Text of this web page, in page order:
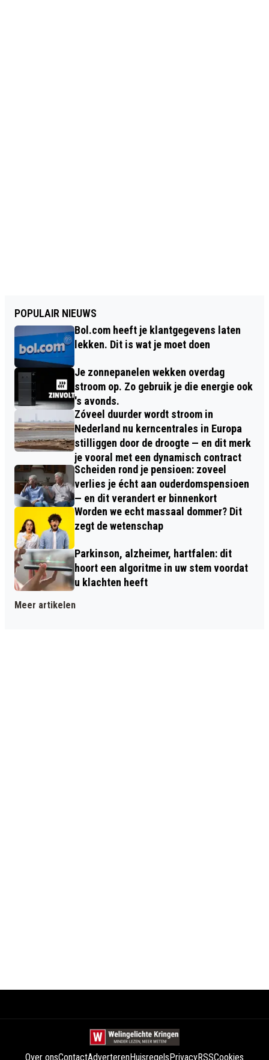
POPULAIR NIEUWS
Bol.com heeft je klantgegevens laten
lekken. Dit is wat je moet doen
Je zonnepanelen wekken overdag
stroom op. Zo gebruik je die energie ook
's avonds.
Zóveel duurder wordt stroom in
Nederland nu kerncentrales in Europa
stilliggen door de droogte — en dit merk
je vooral met een dynamisch contract
Scheiden rond je pensioen: zoveel
verlies je écht aan ouderdomspensioen
— en dit verandert er binnenkort
Worden we echt massaal dommer? Dit
zegt de wetenschap
Parkinson, alzheimer, hartfalen: dit
hoort een algoritme in uw stem voordat
u klachten heeft
Meer artikelen
Over onsContactAdverterenHuisregelsPrivacyRSSCookies